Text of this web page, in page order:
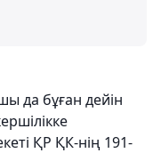
да бұған дейін
ҚР ҚК-нің 191-